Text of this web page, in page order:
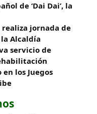
de ‘Dai Dai’, la
realiza jornada de
Alcaldía
servicio de
los Juegos